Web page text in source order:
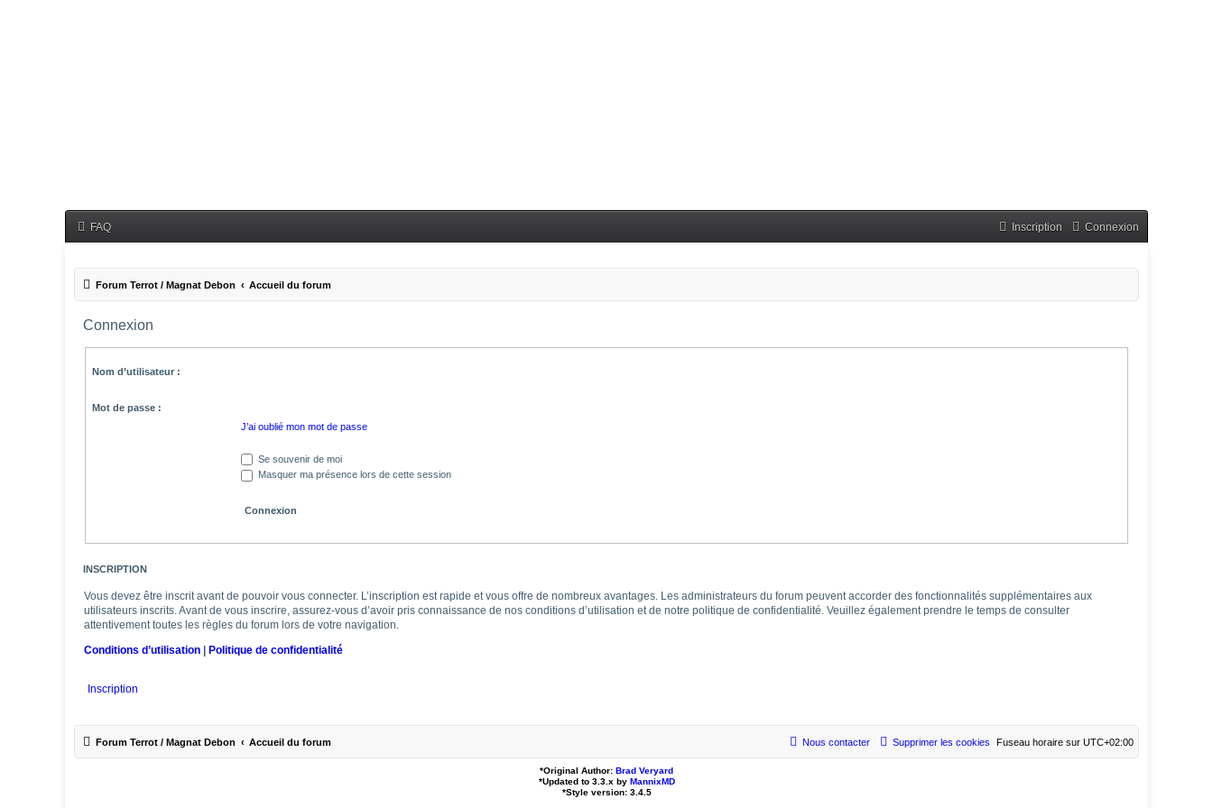
FAQ Connexion
Inscription
Forum Terrot / Magnat Debon Accueil du forum
Connexion
Nom d’utilisateur :
Mot de passe :
J’ai oublié mon mot de passe
Se souvenir de moi
Masquer ma présence lors de cette session
INSCRIPTION
Vous devez être inscrit avant de pouvoir vous connecter. L’inscription est rapide et vous offre de nombreux avantages. Les administrateurs du forum peuvent accorder des fonctionnalités supplémentaires aux
utilisateurs inscrits. Avant de vous inscrire, assurez-vous d’avoir pris connaissance de nos conditions d’utilisation et de notre politique de confidentialité. Veuillez également prendre le temps de consulter
attentivement toutes les règles du forum lors de votre navigation.
Conditions d’utilisation | Politique de confidentialité
Inscription
Forum Terrot / Magnat Debon Accueil du forum Fuseau horaire sur UTC+02:00
Supprimer les cookies
Nous contacter
*Original Author: Brad Veryard
*Updated to 3.3.x by MannixMD
*Style version: 3.4.5